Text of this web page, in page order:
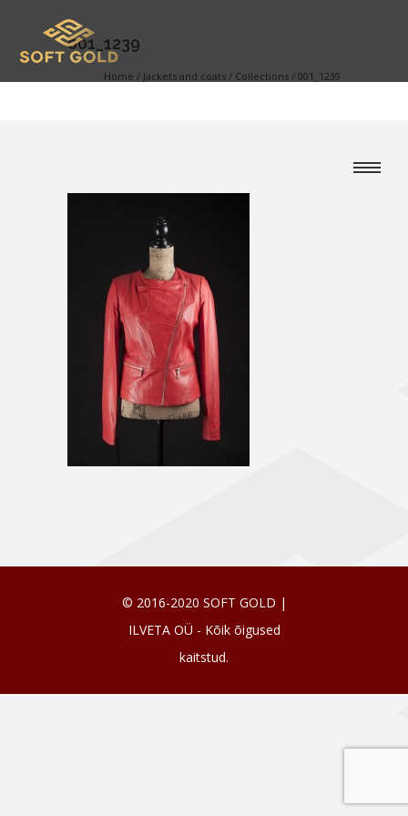
001_1239
Home / Jackets and coats / Collections / 001_1239
© 2016-2020 SOFT GOLD |
ILVETA OÜ - Kõik õigused
kaitstud.